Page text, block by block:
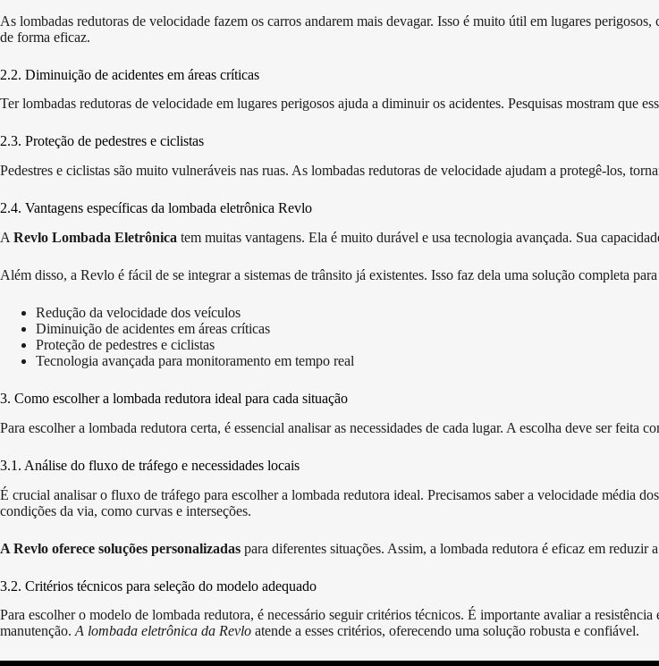
As lombadas redutoras de velocidade fazem os carros andarem mais devagar. Isso é muito útil em lugares perigosos,
de forma eficaz.
2.2. Diminuição de acidentes em áreas críticas
Ter lombadas redutoras de velocidade em lugares perigosos ajuda a diminuir os acidentes. Pesquisas mostram que
2.3. Proteção de pedestres e ciclistas
Pedestres e ciclistas são muito vulneráveis nas ruas. As lombadas redutoras de velocidade ajudam a protegê-los,
2.4. Vantagens específicas da lombada eletrônica Revlo
A Revlo Lombada Eletrônica tem muitas vantagens. Ela é muito durável e usa tecnologia avançada. Sua
Além disso, a Revlo é fácil de se integrar a sistemas de trânsito já existentes. Isso faz dela uma solução completa
Redução da velocidade dos veículos
Diminuição de acidentes em áreas críticas
Proteção de pedestres e ciclistas
Tecnologia avançada para monitoramento em tempo real
3. Como escolher a lombada redutora ideal para cada situação
Para escolher a lombada redutora certa, é essencial analisar as necessidades de cada lugar. A escolha deve ser feita
3.1. Análise do fluxo de tráfego e necessidades locais
É crucial analisar o fluxo de tráfego para escolher a lombada redutora ideal. Precisamos saber a velocidade média
condições da via, como curvas e interseções.
A Revlo oferece soluções personalizadas para diferentes situações. Assim, a lombada redutora é eficaz em reduzir
3.2. Critérios técnicos para seleção do modelo adequado
Para escolher o modelo de lombada redutora, é necessário seguir critérios técnicos. É importante avaliar a
manutenção. A lombada eletrônica da Revlo atende a esses critérios, oferecendo uma solução robusta e confiável.